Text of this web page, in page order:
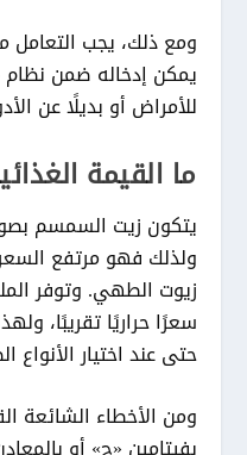
ومع ذلك، يجب التعامل
يمكن إدخاله ضمن نظام
للأمراض أو بديلًا عن
ما القيمة
يتكون زيت السمسم
ولذلك فهو مرتفع
سعرًا حراريًا تقريبًا،
حتى عند اختيار الأنواع
ومن الأخطاء الشائعة